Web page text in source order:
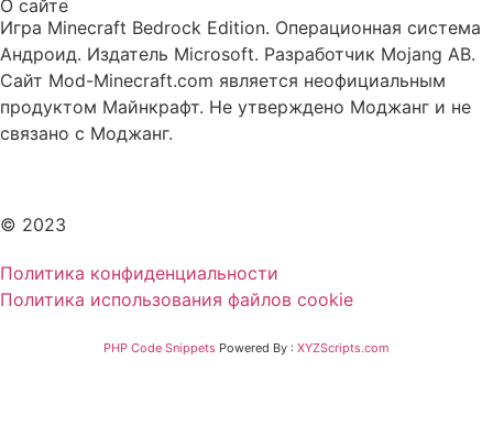
О сайте
Игра Minecraft Bedrock Edition. Операционная система
Андроид. Издатель Microsoft. Разработчик Mojang AB.
Сайт Mod-Minecraft.com является неофициальным
продуктом Майнкрафт. Не утверждено Моджанг и не
связано с Моджанг.
© 2023
Политика конфиденциальности
Политика использования файлов cookie
PHP Code Snippets Powered By : XYZScripts.com